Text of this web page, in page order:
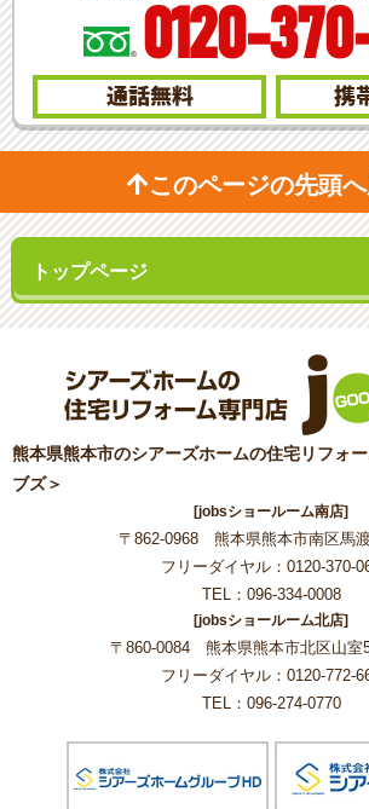
0120-
通話無料 携
このページの先頭
熊本県熊本市のシアーズホームの住宅リフォ
ブズ＞
[jobsショールーム南店]
〒862-0968 熊本県熊本市南区馬
フリーダイヤル：0120-370-
TEL：096-334-0008
[jobsショールーム北店]
〒860-0084 熊本県熊本市北区山室
フリーダイヤル：0120-772-
TEL：096-274-0770